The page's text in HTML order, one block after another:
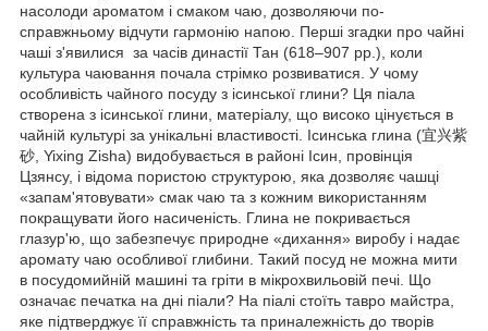
насолоди ароматом і смаком чаю, дозволяючи по-
справжньому відчути гармонію напою. Перші згадки про чайні
чаші з'явилися за часів династії Тан (618–907 рр.), коли
культура чаювання почала стрімко розвиватися. У чому
особливість чайного посуду з ісинської глини? Ця піала
створена з ісинської глини, матеріалу, що високо цінується в
чайній культурі за унікальні властивості. Ісинська глина (宜兴紫
砂, Yixing Zisha) видобувається в районі Ісин, провінція
Цзянсу, і відома пористою структурою, яка дозволяє чашці
«запам'ятовувати» смак чаю та з кожним використанням
покращувати його насиченість. Глина не покривається
глазур'ю, що забезпечує природне «дихання» виробу і надає
аромату чаю особливої ​​глибини. Такий посуд не можна мити
в посудомийній машині та гріти в мікрохвильовій печі. Що
означає печатка на дні піали? На піалі стоїть тавро майстра,
яке підтверджує її справжність та приналежність до творів